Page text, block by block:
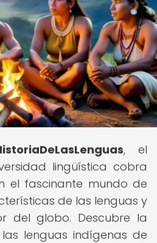
, el
lingüística cobra
el fascinante mundo de
de las lenguas y
del globo. Descubre la
lenguas indígenas de